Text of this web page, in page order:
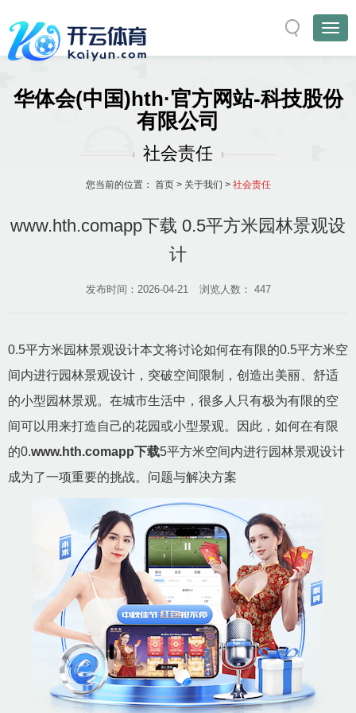
华体会(中国)hth·官方网站-科技股份
有限公司
社会责任
您当前的位置： 首页> 关于我们 > 社会责任
www.hth.comapp下载 0.5平方米园林景观设
计
发布时间：2026-04-21 浏览人数： 447
0.5平方米园林景观设计本文将讨论如何在有限的0.5平方米空
间内进行园林景观设计，突破空间限制，创造出美丽、舒适
的小型园林景观。在城市生活中，很多人只有极为有限的空
间可以用来打造自己的花园或小型景观。因此，如何在有限
的0.www.hth.comapp下载5平方米空间内进行园林景观设计
成为了一项重要的挑战。问题与解决方案